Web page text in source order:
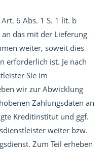
6 Abs. 1 S. 1 lit. b
an das mit der Lieferung
weiter, soweit dies
erforderlich ist. Je nach
Sie im
wir zur Abwicklung
Zahlungsdaten an
Kreditinstitut und ggf.
weiter bzw.
Zum Teil erheben